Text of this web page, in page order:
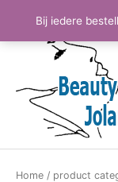
Bij iedere
Home / product